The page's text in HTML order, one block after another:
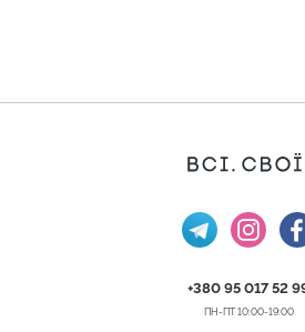
+380 95 017 52
ПН-ПТ 10:00-19:00